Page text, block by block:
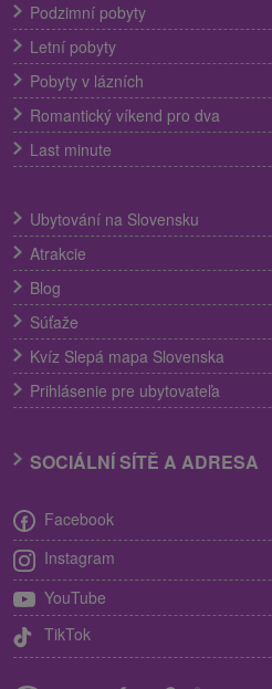
Podzimní pobyty
Letní pobyty
Pobyty v lázních
Romantický víkend pro dva
Last minute
Ubytování na Slovensku
Atrakcie
Blog
Súťaže
Kvíz Slepá mapa Slovenska
Prihlásenie pre ubytovateľa
SOCIÁLNÍ SÍTĚ A ADRESA
Facebook
Instagram
YouTube
TikTok